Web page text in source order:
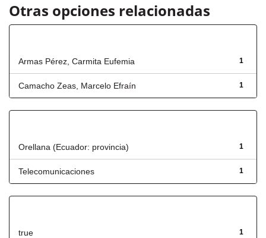
Otras opciones relacionadas
1
Armas Pérez, Carmita Eufemia
1
Camacho Zeas, Marcelo Efraín
1
Orellana (Ecuador: provincia)
1
Telecomunicaciones
1
true